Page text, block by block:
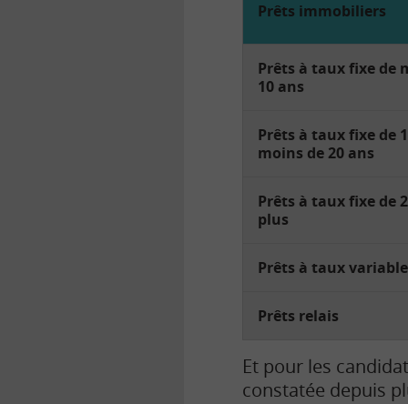
Prêts immobiliers
Prêts à taux fixe de
10 ans
Prêts à taux fixe de
moins de 20 ans
Prêts à taux fixe de
plus
Prêts à taux variable
Prêts relais
Et pour les
constatée depuis